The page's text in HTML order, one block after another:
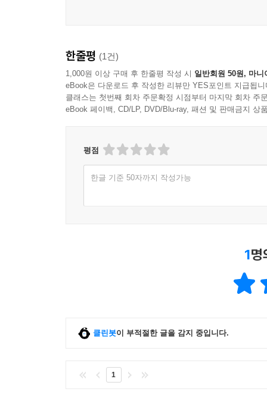
한줄평 (1건)
1,000원 이상 구매 후 한줄평 작성 시 일반회원 50원, 마니
eBook은 다운로드 후 작성한 리뷰만 YES포인트 지급됩니
클래스는 첫번째 회차 주문확정 시점부터 마지막 회차 주
eBook 페이백, CD/LP, DVD/Blu-ray, 패션 및 판매금지 상
평점
한글 기준 50자까지 작성가능
1명
클린봇이 부적절한 글을 감지 중입니다.
1